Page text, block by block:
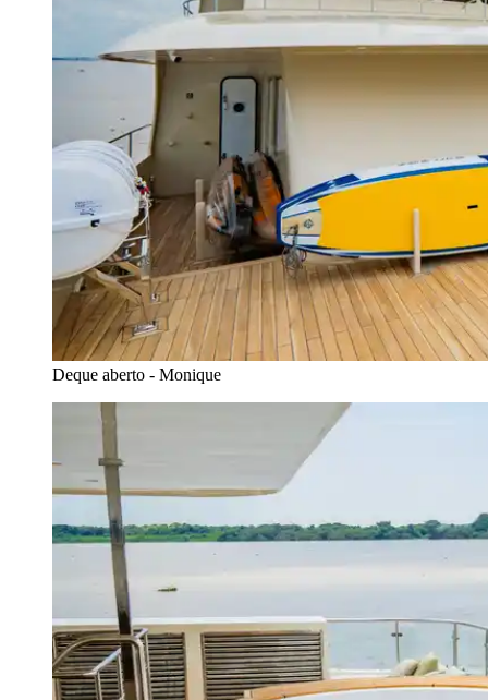
Deque aberto - Monique